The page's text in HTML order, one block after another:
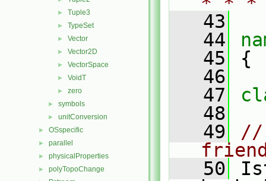
► Tuple3
► TypeSet
► Vector
► Vector2D
► VectorSpace
► VoidT
► zero
► symbols
► unitConversion
► OSspecific
► parallel
► physicalProperties
► polyTopoChange
   43
   44
   45
{
   46
   47
   48
   49
//
   50